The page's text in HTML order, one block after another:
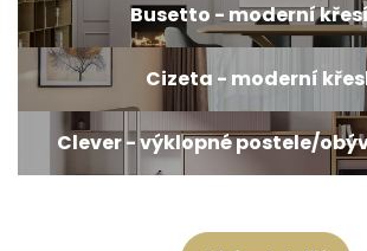
Busetto - moderní
Cizeta - moderní
Clever - výklopné postele/